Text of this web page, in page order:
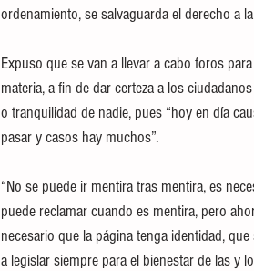
ordenamiento, se salvaguarda el derecho a
Expuso que se van a llevar a cabo foros
materia, a fin de dar certeza a los
o tranquilidad de nadie, pues “hoy en día
pasar y casos hay muchos”.
“No se puede ir mentira tras mentira, es
puede reclamar cuando es mentira, pero
necesario que la página tenga identidad,
a legislar siempre para el bienestar de las y